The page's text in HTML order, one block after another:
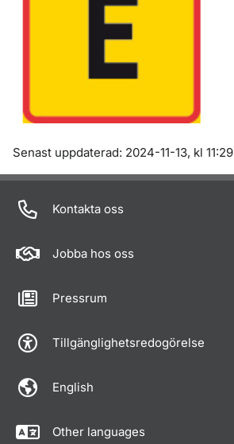
Om sidan
Senast uppdaterad: 2024-11-13, kl 11:29
Kontakta oss
Jobba hos oss
Pressrum
Tillgänglighetsredogörelse
English
Other languages